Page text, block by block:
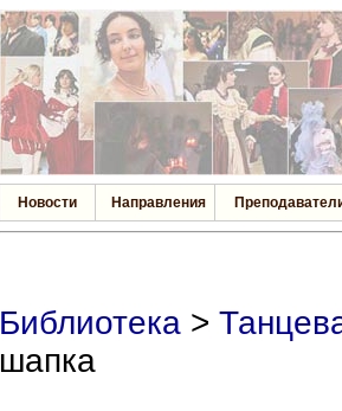
Новости Направления
Библиотека >
шапка